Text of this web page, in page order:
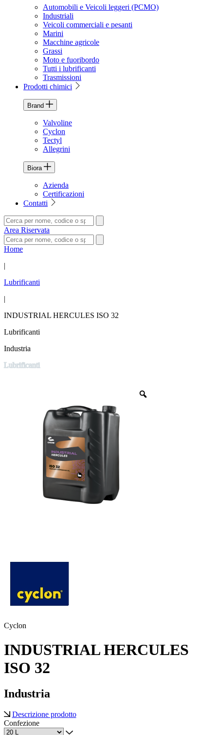
Automobili e Veicoli leggeri (PCMO)
Industriali
Veicoli commerciali e pesanti
Marini
Macchine agricole
Grassi
Moto e fuoribordo
Tutti i lubrificanti
Trasmissioni
Prodotti chimici
Brand
Valvoline
Cyclon
Tectyl
Allegrini
Biora
Azienda
Certificazioni
Contatti
Area Riservata
Home
|
Lubrificanti
|
INDUSTRIAL HERCULES ISO 32
Lubrificanti
Industria
Lubrificanti
Cyclon
INDUSTRIAL HERCULES
ISO 32
Industria
Descrizione prodotto
Confezione